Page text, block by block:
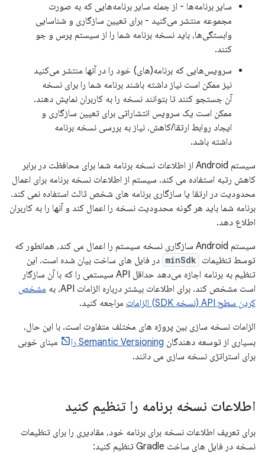
سایر برنامه‌ها - از جمله سایر برنامه‌هایی که به صورت
مجموعه منتشر می‌کنید - برای تعیین سازگاری و شناسایی
وابستگی‌ها، باید نسخه برنامه شما را از سیستم پرس و جو
کنند.
سرویس‌هایی که برنامه(های) خود را در آنها منتشر می‌کنید
نیز ممکن است نیاز داشته باشند برنامه شما را برای نسخه
آن جستجو کنند تا بتوانند نسخه را به کاربران نمایش دهند.
ممکن است یک سرویس انتشاراتی برای تعیین سازگاری و
ایجاد روابط ارتقا/کاهش، نیاز به بررسی نسخه برنامه
داشته باشد.
سیستم Android از اطلاعات نسخه برنامه شما برای محافظت در برابر
کاهش رتبه استفاده می کند. سیستم از اطلاعات نسخه برنامه برای اعمال
محدودیت در ارتقا یا سازگاری برنامه های شخص ثالث استفاده نمی کند.
برنامه شما باید هر گونه محدودیت نسخه را اعمال کند و آنها را به کاربران
اطلاع دهد.
سیستم Android سازگاری نسخه سیستم را اعمال می کند، همانطور که
توسط تنظیمات minSdk در فایل های ساخت بیان شده است. این
تنظیم به برنامه اجازه می‌دهد حداقل API سیستمی را که با آن سازگار
است مشخص کند. برای اطلاعات بیشتر درباره الزامات API، به
مشخص
کردن سطح API (نسخه SDK) الزامات
مراجعه کنید.
الزامات نسخه سازی بین پروژه های مختلف متفاوت است. با این حال،
بسیاری از توسعه دهندگان Semantic Versioning را
مبنای خوبی
برای استراتژی نسخه سازی می دانند.
اطلاعات نسخه برنامه را تنظیم کنید
برای تعریف اطلاعات نسخه برای برنامه خود، مقادیری را برای تنظیمات
نسخه در فایل های ساخت Gradle تنظیم کنید: